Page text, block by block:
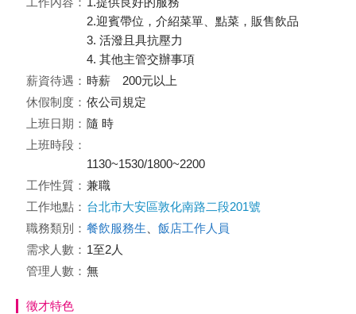
2.迎賓帶位，介紹菜單、點菜，販售飲品
3. 活潑且具抗壓力
4. 其他主管交辦事項
薪資待遇： 時薪 200元以上
休假制度： 依公司規定
上班日期： 隨 時
上班時段：
1130~1530/1800~2200
工作性質： 兼職
工作地點： 台北市大安區敦化南路二段201號
職務類別： 餐飲服務生
飯店工作人員
需求人數： 1至2人
管理人數： 無
徵才特色